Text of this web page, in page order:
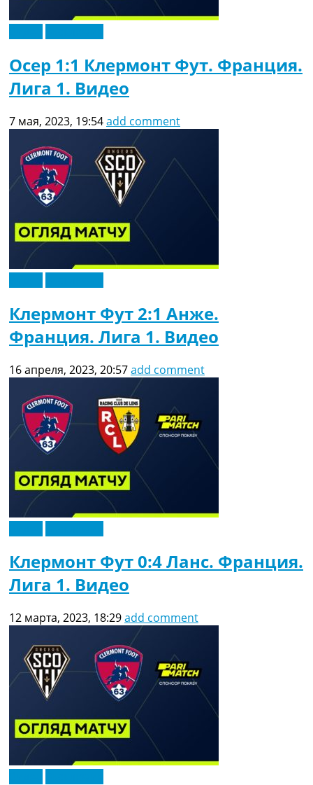
Осер 1:1 Клермонт Фут. Франция.
Лига 1. Видео
7 мая, 2023, 19:54add comment
Клермонт Фут 2:1 Анже.
Франция. Лига 1. Видео
16 апреля, 2023, 20:57add comment
Клермонт Фут 0:4 Ланс. Франция.
Лига 1. Видео
12 марта, 2023, 18:29add comment